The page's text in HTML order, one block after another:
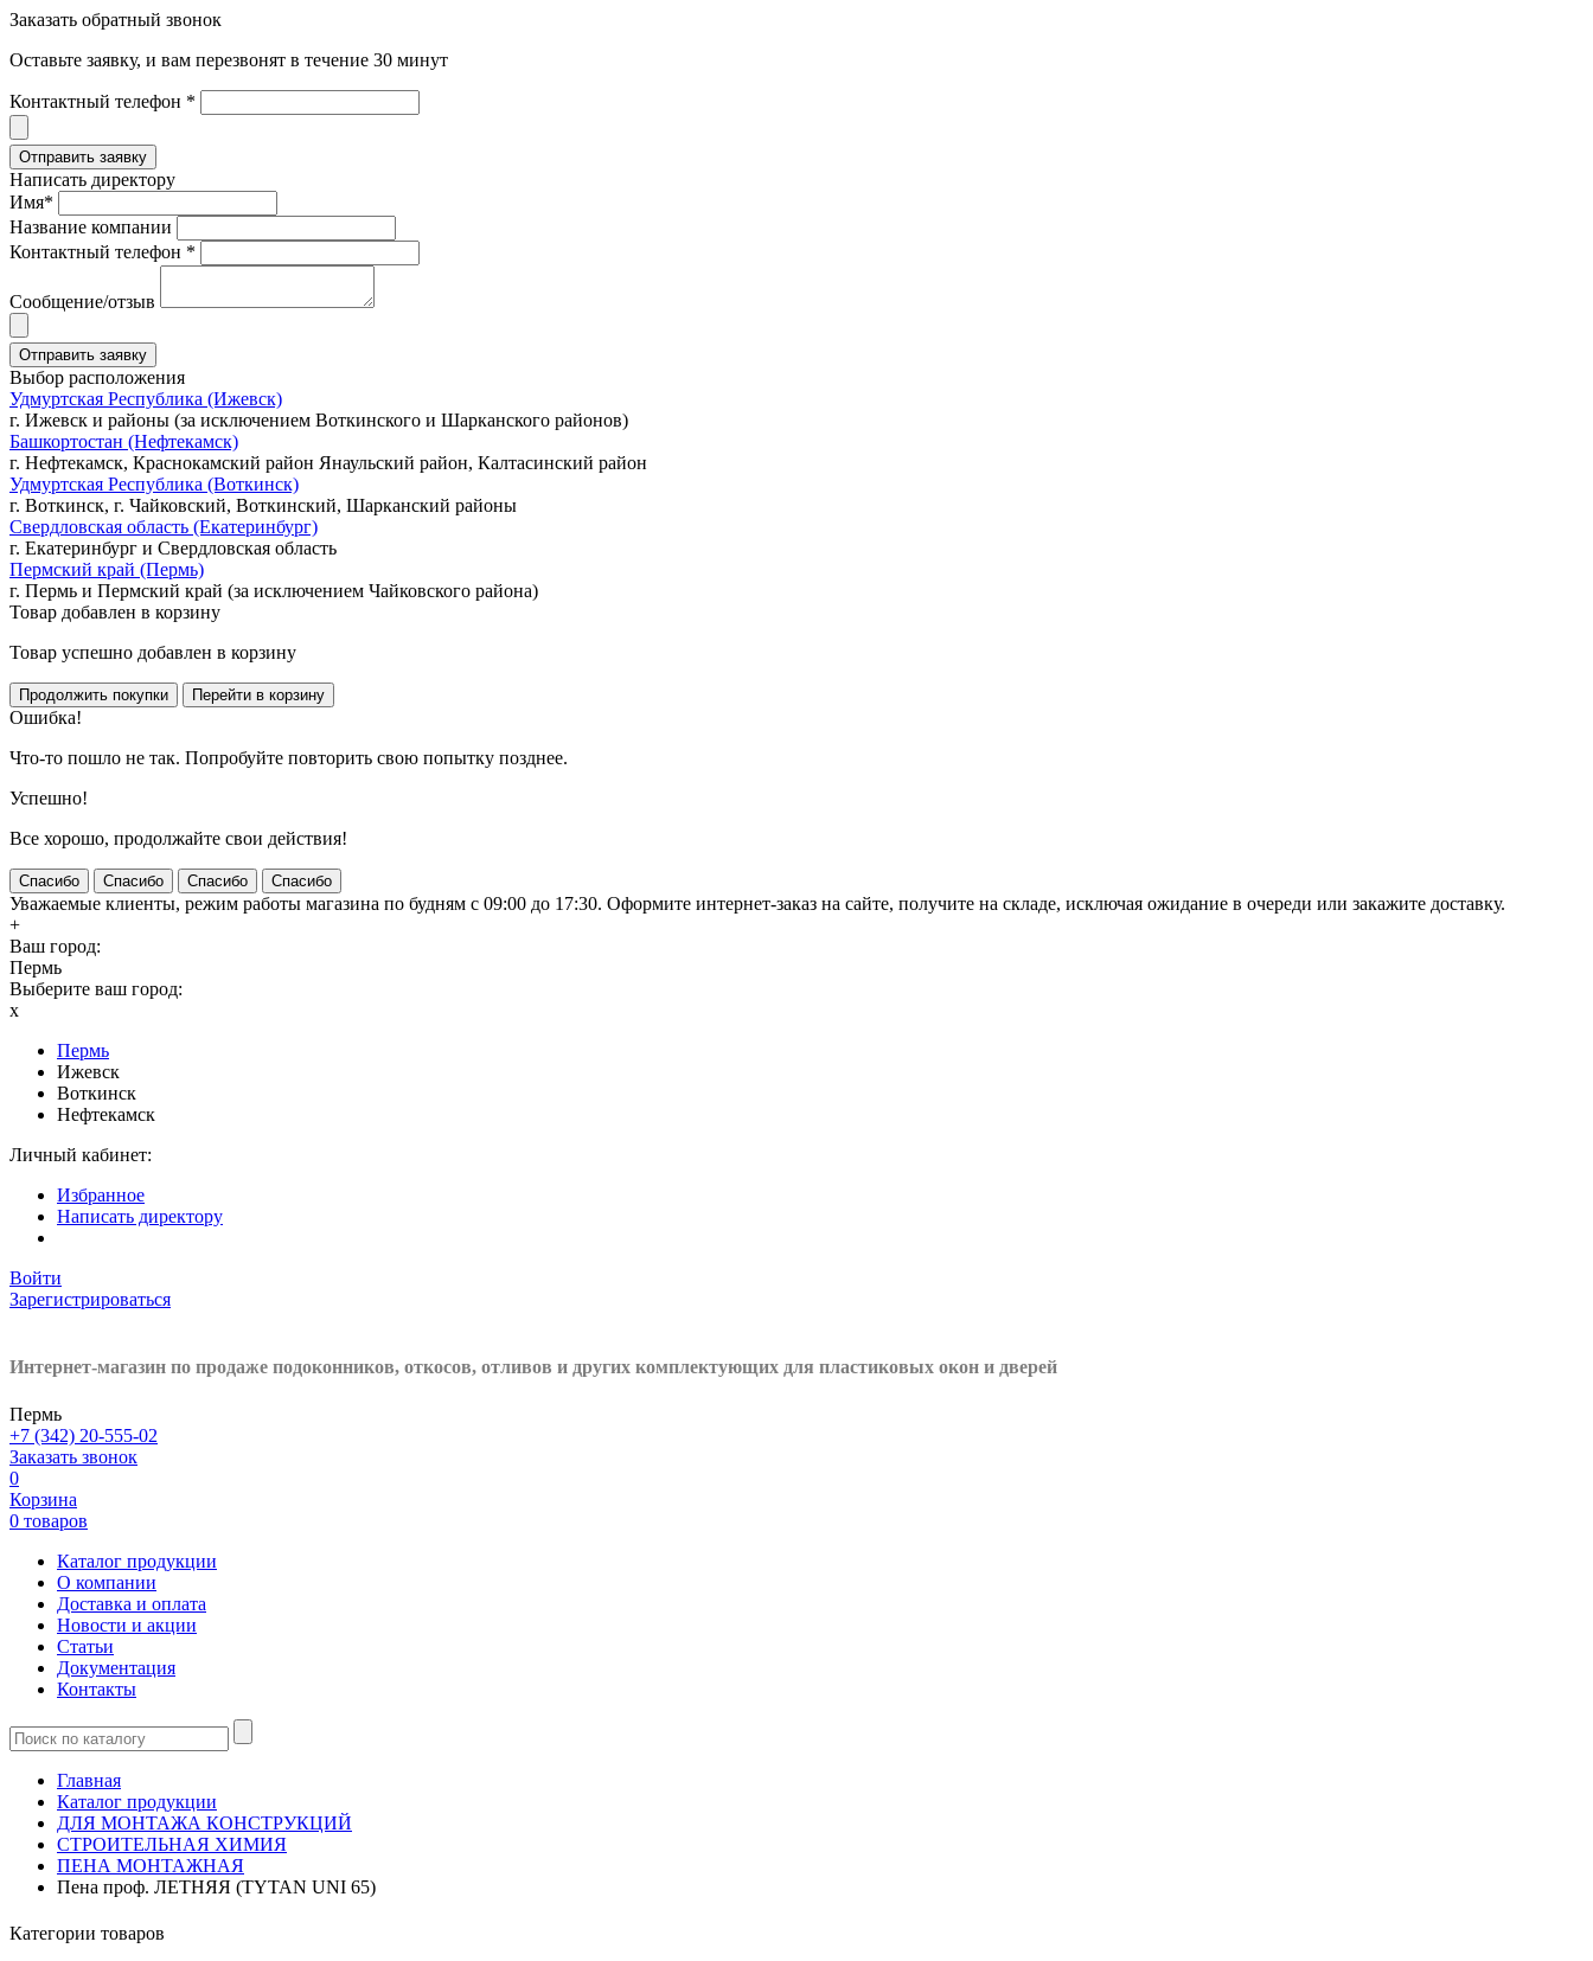
Заказать обратный звонок
Оставьте заявку, и вам перезвонят в течение 30 минут
Контактный телефон *
Написать директору
Имя*
Название компании
Контактный телефон *
Сообщение/отзыв
Выбор расположения
Удмуртская Республика (Ижевск)
г. Ижевск и районы (за исключением Воткинского и Шарканского районов)
Башкортостан (Нефтекамск)
г. Нефтекамск, Краснокамский район Янаульский район, Калтасинский район
Удмуртская Республика (Воткинск)
г. Воткинск, г. Чайковский, Воткинский, Шарканский районы
Свердловская область (Екатеринбург)
г. Екатеринбург и Свердловская область
Пермский край (Пермь)
г. Пермь и Пермский край (за исключением Чайковского района)
Товар добавлен в корзину
Товар успешно добавлен в корзину
Ошибка!
Что-то пошло не так. Попробуйте повторить свою попытку позднее.
Успешно!
Все хорошо, продолжайте свои действия!
Спасибо Спасибо Спасибо Спасибо
Уважаемые клиенты, режим работы магазина по будням с 09:00 до 17:30. Оформите интернет-заказ на сайте, получите на складе, исключая ожидание в очереди или закажите доставку.
+
Ваш город:
Пермь
Выберите ваш город:
x
Пермь
Ижевск
Воткинск
Нефтекамск
Личный кабинет:
Избранное
Написать директору
Войти
Зарегистрироваться
Интернет-магазин по продаже подоконников, откосов, отливов и других комплектующих для пластиковых окон и дверей
Пермь
+7 (342) 20-555-02
Заказать звонок
0
Корзина
0 товаров
Каталог продукции
О компании
Доставка и оплата
Новости и акции
Статьи
Документация
Контакты
Главная
Каталог продукции
ДЛЯ МОНТАЖА КОНСТРУКЦИЙ
СТРОИТЕЛЬНАЯ ХИМИЯ
ПЕНА МОНТАЖНАЯ
Пена проф. ЛЕТНЯЯ (TYTAN UNI 65)
Категории товаров